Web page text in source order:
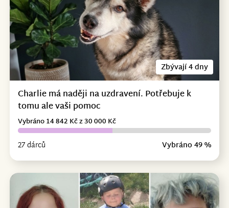
Zbývají 4 dny
Charlie má naději na uzdravení. Potřebuje k
tomu ale vaši pomoc
27 dárců Vybráno 49 %
Vybráno 14 842 Kč z 30 000 Kč